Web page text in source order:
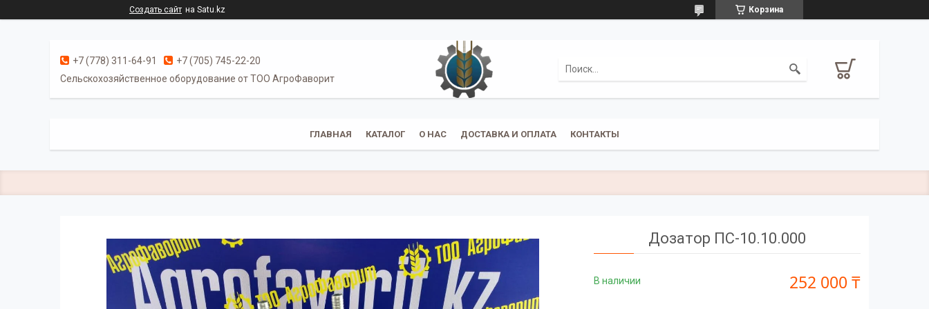
Создать сайт на Satu.kz Корзина
+7 (778) 311-64-91
+7 (705) 745-22-20
Cельскохозяйственное оборудование от ТОО АгроФаворит
ГЛАВНАЯ КАТАЛОГ О НАС ДОСТАВКА И ОПЛАТА КОНТАКТЫ
Дозатор ПС-10.10.000
В наличии 252 000 ₸